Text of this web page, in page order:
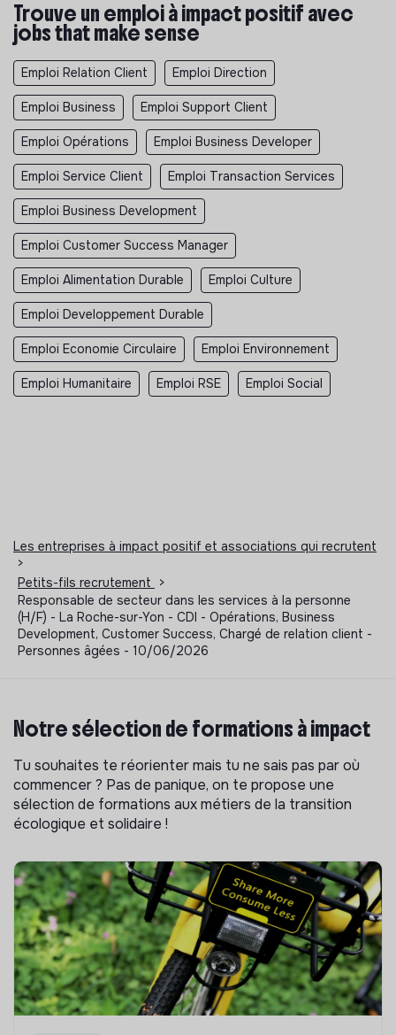
Trouve un emploi à impact positif avec
jobs that make sense
Emploi Relation Client Emploi Direction
Emploi Business Emploi Support Client
Emploi Opérations Emploi Business Developer
Emploi Service Client Emploi Transaction Services
Emploi Business Development
Emploi Customer Success Manager
Emploi Alimentation Durable Emploi Culture
Emploi Developpement Durable
Emploi Economie Circulaire Emploi Environnement
Emploi Humanitaire Emploi RSE Emploi Social
Les entreprises à impact positif et associations qui recrutent
>
Petits-fils recrutement
>
Responsable de secteur dans les services à la personne
(H/F) - La Roche-sur-Yon - CDI - Opérations, Business
Development, Customer Success, Chargé de relation client -
Personnes âgées - 10/06/2026
Notre sélection de formations à impact
Tu souhaites te réorienter mais tu ne sais pas par où
commencer ? Pas de panique, on te propose une
sélection de formations aux métiers de la transition
écologique et solidaire !